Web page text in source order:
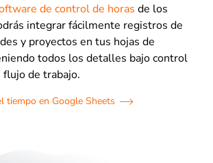
de control de horas de los
integrar fácilmente registros de
y proyectos en tus hojas de
todos los detalles bajo control
de trabajo.
tiempo en Google Sheets